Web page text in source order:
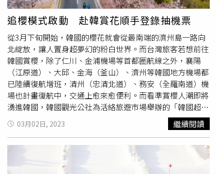
味各異的小SHOTS （30ml）、1個SHOT杯及3款耶誕驚喜
小物，除了有節慶氣氛滿滿的特殊風味調酒，還挑選WAT經
典口味、廣獲消費者好評的調酒。另外，今年搭配的5款小
SHOTS，上面的酒標各有不同意境，有代表「幸運」的耶
穌、「愛情的祝福」的Love、「友誼的祝福」的Friend、
「有夢最美」的Dream及「驚喜連連」的Lucky。禮盒內隨
機放入的驚喜小物更增添互動樂趣，敲敲門、看誰會是那個
幸運兒，讓大家在把酒言歡的同時還能會心一笑。此外，
WAT為回饋粉絲再加碼送出驚喜大禮，禮盒裡有機會隨機戳
出品牌大獎，分別有知本金聯世紀酒店住宿券、這一鍋雙人
套餐券、雙層餐車餐券、Second Floor Cafe 貳樓餐飲餐券
等獎品。禮盒即日起於WAT全台直營門市開賣，售價899
元，數量有限、售完為止。※飲酒過量，有害健康，未滿18
推薦給喜愛啤酒的朋友們！展區內也運用大型裝置物設置了
拍照情境區、台啤熊互動拍照牆，賓客可利用台酒潮巷客製
化相片列印機台，製作出獨一無二的紀念相片，讓與會的貴
賓擁有沈浸式的體驗。味蕾與知識的結合，一同建立高質感
生活民眾可透過展場互動遊戲，體驗日式祈福運勢占卜。
(圖片提供／台灣菸酒公司)現場還有專業的品酒教室和跨界
講座，介紹不同酒類的生產工藝、風格及其文化背景，更邀
請不同領域的知名講師，不僅帶領貴賓由淺入深享受品酒文
化，更從生活切入台灣百年飲酒歷史，帶給大家知識及味蕾
的多重饗宴。展場更祭出不可錯過的好康，5/6(六)14:30推
出「絕版老酒拍賣會」吸引愛酒的玩家，得標者還可獲得主
辦單位精心準備的得標尊榮好禮。不僅酒類相關活動，台酒
更邀請多位知名DJ、樂團及藝人，為活動開場及尾聲帶來
精彩絕倫的表演，讓參觀貴賓置身這場台酒新潮派對的熱鬧
活力之中。不只從活動現場體驗台式傳統風格及各式互動小
追櫻模式啟動 赴韓賞花順手登錄抽機票
從3月下旬開始，韓國的櫻花就會從最南端的濟州島一路向
北綻放，讓人置身超夢幻的粉白世界。而台灣旅客若想前往
韓國賞櫻，除了仁川、金浦機場等首都圈航線之外，襄陽
（江原道）、大邱、金海（釜山）、濟州等韓國地方機場都
已陸續復航增班，清州（忠清北道）、務安（全羅南道）機
場也計畫復航中，交通上愈來愈便利。而看準賞櫻人潮即將
湧進韓國，韓國觀光公社為活絡旅遊市場舉辦的「韓國超展
開」活動，不只要送出摺疊手機、藍牙耳機，還加碼贈送韓
國來回機票、行李箱等好禮。活動時間倒數一個月，只要上
網簡單登錄就有機會把大獎帶回家！慶州皇龍院可欣賞絕美
櫻花景致。到韓國賞櫻其實有相當多選擇，例如欣賞有最大
花瓣的原生種「濟州大櫻花」、體驗結合軍隊藝術表演的世
03月02日, 2023 繼續閱讀